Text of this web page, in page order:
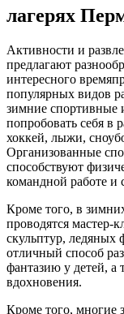
лагерях
Активности и
предлагают
интересного
популярных видов
зимние спортивные
попробовать себя в
хоккей, лыжи,
Организованные
способствуют
командной работе и
Кроме того, в
проводятся мастер-
скульптур,
отличный способ
фантазию у детей, а
вдохновения.
Кроме того, многие